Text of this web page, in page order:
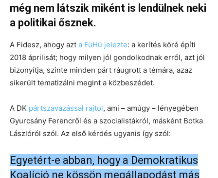
még nem látszik miként is lendülnek neki
a politikai ősznek.
A Fidesz, ahogy azt a FüHü jelezte: a kerítés köré építi
2018 áprilisát; hogy milyen jól gondolkodnak erről, azt jól
bizonyítja, szinte minden párt ráugrott a témára, azaz
sikerült tematizálni megint a közbeszédet.
A DK pártszavazással rajtol, ami – amúgy – lényegében
Gyurcsány Ferencről és a szocialistákról, másként Botka
Lászlóról szól. Az első kérdés ugyanis így szól:
Egyetért-e abban, hogy a Demokratikus
Koalíció ne kössön megállapodást más